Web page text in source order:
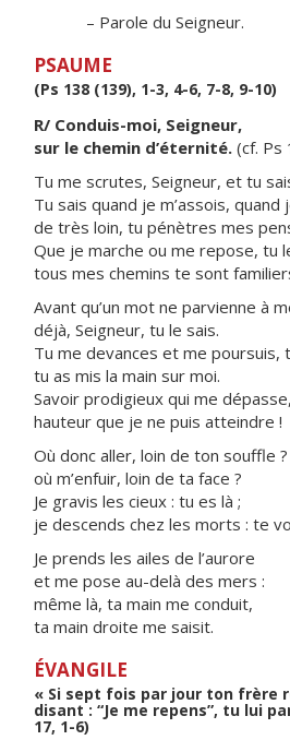
– Parole du Seigneur.
PSAUME
(Ps 138 (139), 1-3, 4-6, 7-8, 9-10)
R/ Conduis-moi, Seigneur,
sur le chemin d’éternité. (cf. Ps
Tu me scrutes, Seigneur, et tu
Tu sais quand je m’assois, quand
de très loin, tu pénètres mes
Que je marche ou me repose, tu
tous mes chemins te sont
Avant qu’un mot ne parvienne à
déjà, Seigneur, tu le sais.
Tu me devances et me poursuis,
tu as mis la main sur moi.
Savoir prodigieux qui me dépasse,
hauteur que je ne puis atteindre !
Où donc aller, loin de ton souffle ?
où m’enfuir, loin de ta face ?
Je gravis les cieux : tu es là ;
je descends chez les morts : te
Je prends les ailes de l’aurore
et me pose au-delà des mers :
même là, ta main me conduit,
ta main droite me saisit.
ÉVANGILE
« Si sept fois par jour ton frère
disant : “Je me repens”, tu lui
17, 1-6)